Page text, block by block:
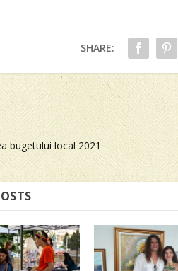
SHARE:
bugetului local 2021